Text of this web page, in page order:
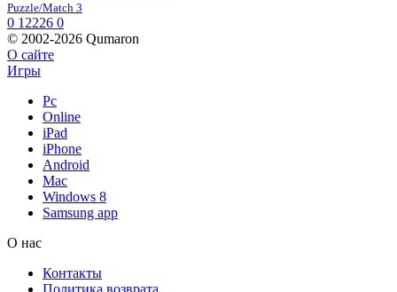
Puzzle/Match 3
0 12226 0
© 2002-2026 Qumaron
О сайте
Игры
Pc
Online
iPad
iPhone
Android
Mac
Windows 8
Samsung app
О нас
Контакты
Политика возврата